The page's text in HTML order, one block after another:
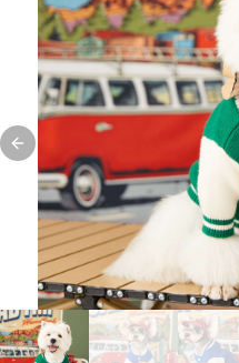
Previous slide